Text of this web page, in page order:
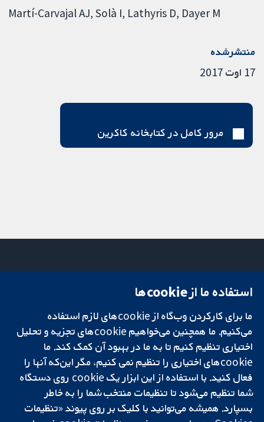
Martí-Carvajal AJ Solà I Lathyris D Dayer M
منتشرشده
17 اوت 2017
مرور کامل در کتابخانه کاکرین
تحقیقات قابل
اعتماد.
تصمیم‌گیری آگاهانه.
سلامت بهتر.
میدان کاوندیش
لندن
W1G 0AN
بریتانیا
دفتر رسانه‌ای
درباره ما
فرصت‌های
شغلی
Cochrane
Library
استفاده ما از cookie‌ها
ما برای کارکردن وب‌گاه از cookie‌های لازم استفاده
می‌کنیم. ما همچنین می‌خواهیم cookie‌های تجزیه و تحلیل
اختیاری تنظیم کنیم تا به ما در بهبود آن کمک کند. ما
cookie‌های اختیاری را تنظیم نمی کنیم، مگر این‌که آنها را
فعال کنید. با استفاده از این ابزار یک cookie‌ روی دستگاه
شما تنظیم می‌شود تا تنظیمات منتخب شما را به خاطر
بسپارد. همیشه می‌توانید با کلیک بر روی پیوند «تنظیمات